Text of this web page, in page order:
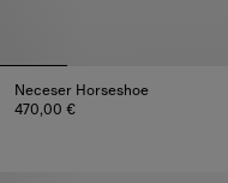
Neceser Horseshoe
470,00 €